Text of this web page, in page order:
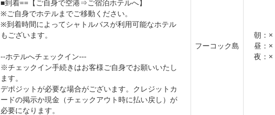
■到着==【ご自身で空港⇒ご宿泊ホテルへ】
※ご自身でホテルまでご移動ください。
※到着時間によってシャトルバスが利用可能なホテル
もございます。
--ホテルへチェックイン---
※チェックイン手続きはお客様ご自身でお願いいたし
ます。
デポジットが必要な場合がございます。クレジットカ
ードの掲示か現金（チェックアウト時に払い戻し）が
必要になります。
フーコック島
朝：×
昼：×
夜：×